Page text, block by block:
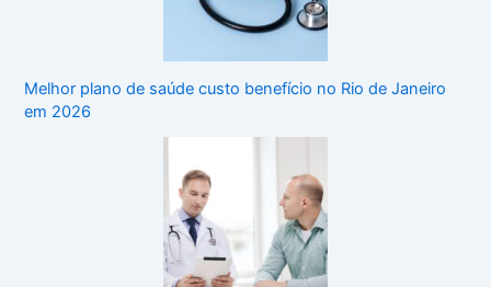
Melhor plano de saúde custo benefício no Rio de Janeiro
em 2026